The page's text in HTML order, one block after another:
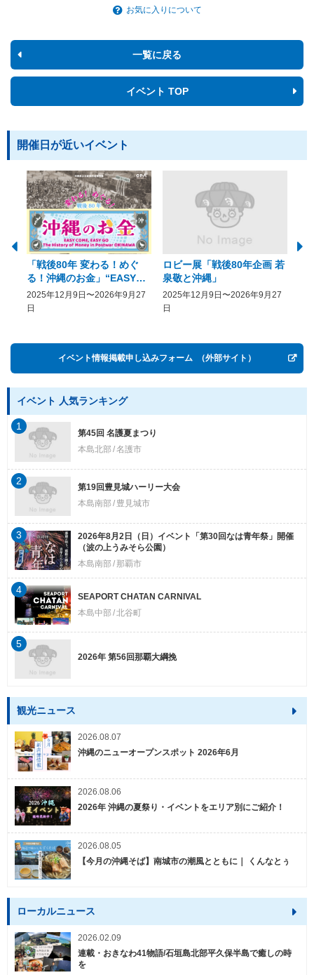
お気に入りについて
一覧に戻る
イベント TOP
開催日が近いイベント
「戦後80年 変わる！めぐ
る！沖縄のお金」“EASY
COME, EASY GO － The
History of Money in
2025年12月9日〜2026年9月27
日
ロビー展「戦後80年企画 若
泉敬と沖縄」
2025年12月9日〜2026年9月27
日
イベント情報掲載申し込みフォーム （外部サイト）
イベント 人気ランキング
第45回 名護夏まつり
本島北部 名護市
1
第19回豊見城ハーリー大会
本島南部
豊見城市
2
2026年8月2日（日）イベント「第30回なは青年祭」開催
（波の上うみそら公園）
本島南部
那覇市
3
SEAPORT CHATAN CARNIVAL
本島中部 北谷町
4
2026年 第56回那覇大綱挽
5
観光ニュース
2026.08.07
沖縄のニューオープンスポット 2026年6月
2026.08.06
2026年 沖縄の夏祭り・イベントをエリア別にご紹介！
2026.08.05
【今月の沖縄そば】南城市の潮風とともに｜ くんなとぅ
ローカルニュース
2026.02.09
連載・おきなわ41物語/石垣島北部平久保半島で癒しの時
を